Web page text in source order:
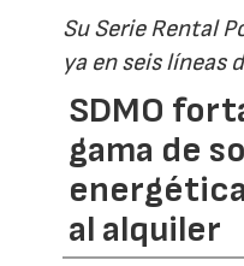
Su Serie Rental
ya en seis líneas
SDMO
gama de
al alquiler